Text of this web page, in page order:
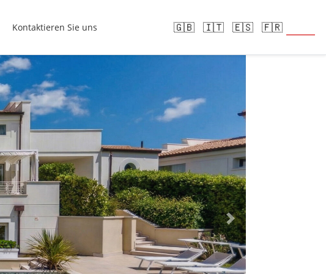
Kontaktieren Sie uns 🇬🇧 🇮🇹 🇪🇸 🇫🇷